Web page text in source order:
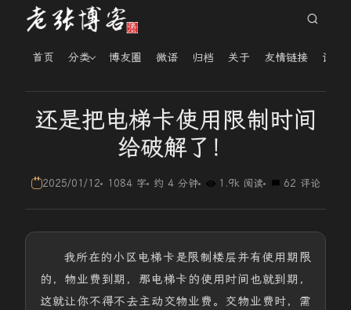
首页 分类 博友圈 微语 归档 关于 友情链接 读者
还是把电梯卡使用限制时间
给破解了！
2025/01/12 1084 字 约 4 分钟 1.9k 阅读 62 评论
我所在的小区电梯卡是限制楼层并有使用期限
的，物业费到期，那电梯卡的使用时间也就到期，
这就让你不得不去主动交物业费。交物业费时，需